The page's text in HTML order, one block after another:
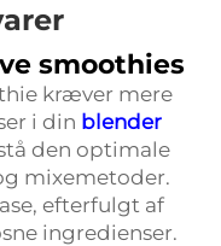
smoothies
kræver mere
i din blender
den optimale
mixemetoder.
efterfulgt af
ingredienser.